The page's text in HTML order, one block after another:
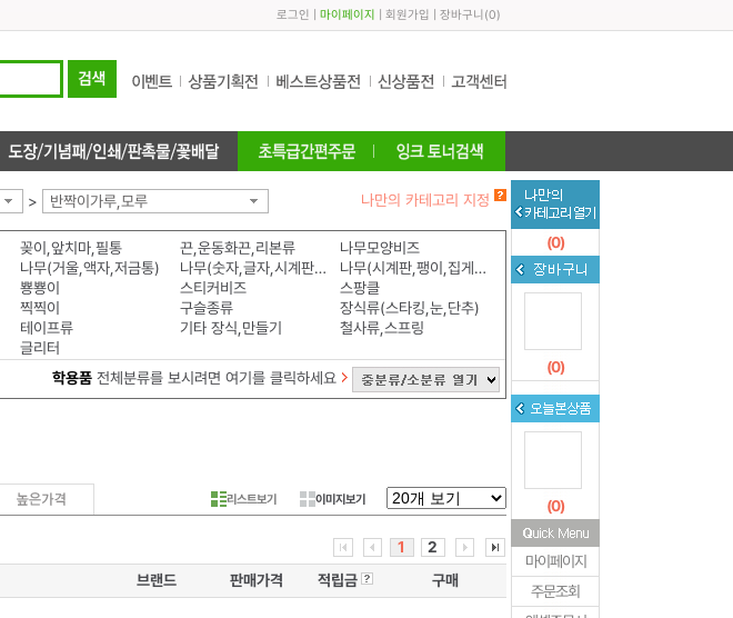
로그인 마이페이지 회원가입 장바구니 (0)
> 반짝이가루,모루 나만의 카테고리 지정
꽂이,앞치마,필통 끈,운동화끈,리본류
나무모양비즈
나무(거울,액자,저금통) 나무(숫자,글자,시계판,알파벳)
나무(시계판,팽이,집게,모형)
뿅뿅이 스티커비즈
스팡클
찍찍이 구슬종류
장식류(스타킹,눈,단추)
테이프류 기타 장식,만들기
철사류,스프링
글리터
학용품전체분류를 보시려면 여기를 클릭하세요
리스트보기 이미지보기
1
2
브랜드 판매가격 적립금 구매
(0)
(0)
(0)
마이페이지
주문조회